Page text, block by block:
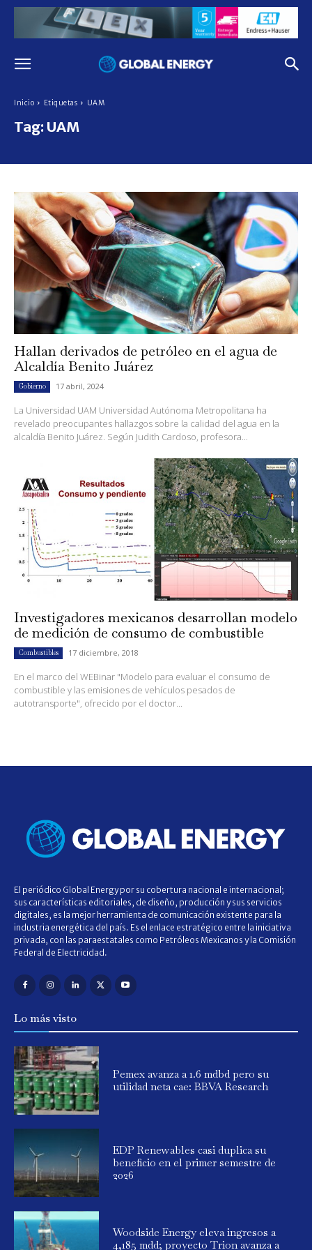
Inicio Etiquetas UAM
Tag: UAM
Hallan derivados de petróleo en el agua de
Alcaldía Benito Juárez
Gobierno 17 abril, 2024
La Universidad UAM Universidad Autónoma Metropolitana ha
revelado preocupantes hallazgos sobre la calidad del agua en la
alcaldía Benito Juárez. Según Judith Cardoso, profesora...
Investigadores mexicanos desarrollan modelo
de medición de consumo de combustible
Combustibles 17 diciembre, 2018
En el marco del WEBinar "Modelo para evaluar el consumo de
combustible y las emisiones de vehículos pesados de
autotransporte", ofrecido por el doctor...
El periódico Global Energy por su cobertura nacional e internacional;
sus características editoriales, de diseño, producción y sus servicios
digitales, es la mejor herramienta de comunicación existente para la
industria energética del país. Es el enlace estratégico entre la iniciativa
privada, con las paraestatales como Petróleos Mexicanos y la Comisión
Federal de Electricidad.
Lo más visto
Pemex avanza a 1.6 mdbd pero su
utilidad neta cae: BBVA Research
EDP Renewables casi duplica su
beneficio en el primer semestre de
2026
Woodside Energy eleva ingresos a
4,185 mdd; proyecto Trion avanza a